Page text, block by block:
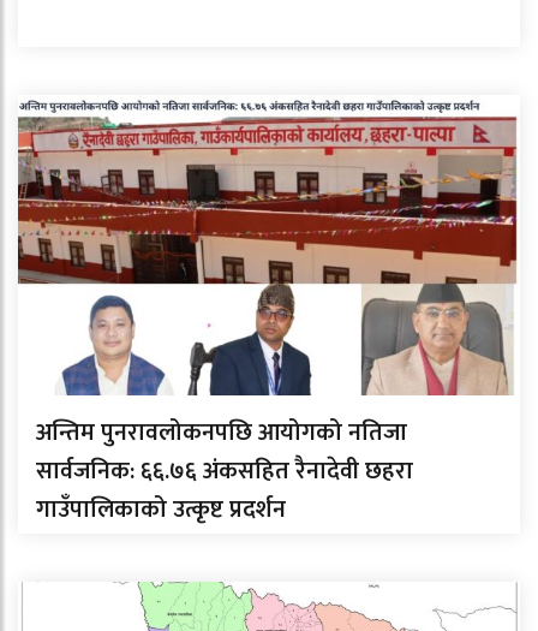
अन्तिम पुनरावलोकनपछि आयोगको नतिजा
सार्वजनिक: ६६.७६ अंकसहित रैनादेवी छहरा
गाउँपालिकाको उत्कृष्ट प्रदर्शन